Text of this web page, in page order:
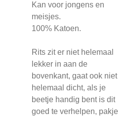
Kan voor jongens en
meisjes.
100% Katoen.
Rits zit er niet helemaal
lekker in aan de
bovenkant, gaat ook niet
helemaal dicht, als je
beetje handig bent is dit
goed te verhelpen, pakje